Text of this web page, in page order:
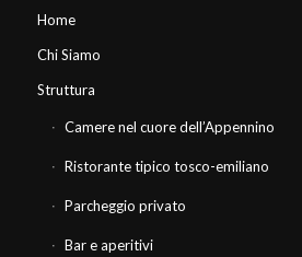
Home
Chi Siamo
Struttura
Camere nel cuore dell’Appennino
Ristorante tipico tosco-emiliano
Parcheggio privato
Bar e aperitivi